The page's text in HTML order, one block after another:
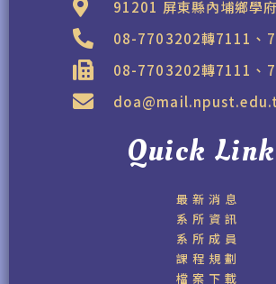
91201 屏東縣內埔鄉學
08-7703202轉7111、
08-7703202轉7111、
Quick Link
最新消息
系所資訊
系所成員
課程規劃
檔案下載